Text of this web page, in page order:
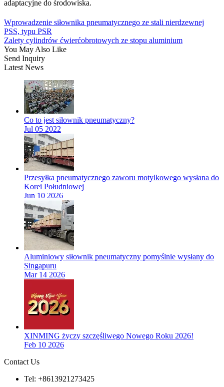
adaptacyjne do środowiska.
Wprowadzenie siłownika pneumatycznego ze stali nierdzewnej
PSS, typu PSR
Zalety cylindrów ćwierćobrotowych ze stopu aluminium
You May Also Like
Send Inquiry
Latest News
Co to jest siłownik pneumatyczny?
Jul 05 2022
Przesyłka pneumatycznego zaworu motylkowego wysłana do
Korei Południowej
Jun 10 2026
Aluminiowy siłownik pneumatyczny pomyślnie wysłany do
Singapuru
Mar 14 2026
XINMING życzy szczęśliwego Nowego Roku 2026!
Feb 10 2026
Contact Us
Tel: +8613921273425